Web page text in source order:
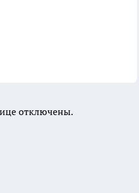
отключены.